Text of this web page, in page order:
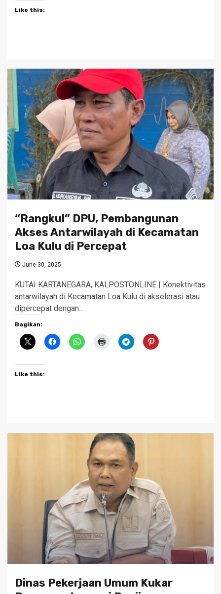
Like this:
“Rangkul” DPU, Pembangunan
Akses Antarwilayah di Kecamatan
Loa Kulu di Percepat
June 30, 2025
KUTAI KARTANEGARA, KALPOSTONLINE | Konektivitas
antarwilayah di Kecamatan Loa Kulu di akselerasi atau
dipercepat dengan…
Bagikan:
Like this:
Dinas Pekerjaan Umum Kukar